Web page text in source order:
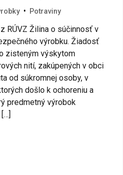
• Potraviny
RÚVZ Žilina o súčinnosť v
výrobku. Žiadosť
zisteným výskytom
nití, zakúpených v obci
od súkromnej osoby, v
došlo k ochoreniu a
predmetný výrobok